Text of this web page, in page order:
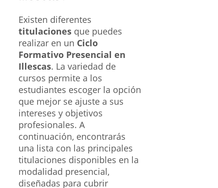
Existen diferentes
titulaciones que puedes
realizar en un Ciclo
Formativo Presencial en
Illescas. La variedad de
cursos permite a los
estudiantes escoger la opción
que mejor se ajuste a sus
intereses y objetivos
profesionales. A
continuación, encontrarás
una lista con las principales
titulaciones disponibles en la
modalidad presencial,
diseñadas para cubrir